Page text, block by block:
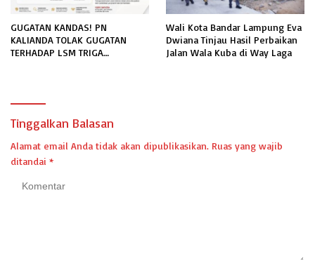
GUGATAN KANDAS! PN
KALIANDA TOLAK GUGATAN
TERHADAP LSM TRIGA
Wali Kota Bandar Lampung Eva
Dwiana Tinjau Hasil Perbaikan
Jalan Wala Kuba di Way Laga
Tinggalkan Balasan
Alamat email Anda tidak akan dipublikasikan. Ruas yang wajib
ditandai *